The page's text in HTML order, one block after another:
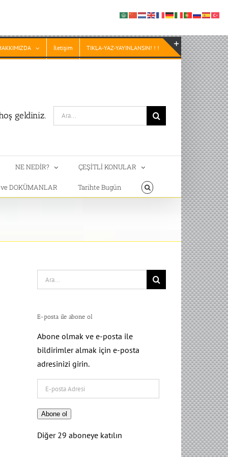
İletişim TIKLA-YAZ-YAYINLANSIN! ! !
geldiniz.
Search
for:
NE NEDİR? ÇEŞİTLİ KONULAR
DOKÜMANLAR Tarihte Bugün
Search
for:
E-posta ile abone ol
Abone olmak ve e-posta ile
bildirimler almak için e-posta
adresinizi girin.
posta
Adresi
Abone ol
Diğer 29 aboneye katılın
Toggle
Sliding
Bar
Area